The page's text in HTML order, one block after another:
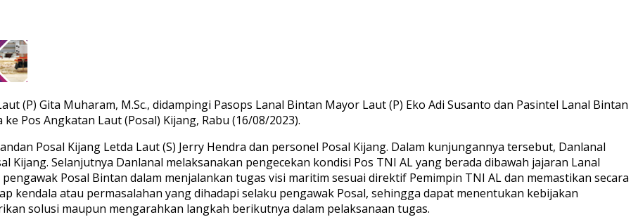
(P) Gita Muharam, M.Sc., didampingi Pasops Lanal Bintan Mayor Laut (P) Eko Adi Susanto dan Pasintel Lanal Bintan
Pos Angkatan Laut (Posal) Kijang, Rabu (16/08/2023).
Posal Kijang Letda Laut (S) Jerry Hendra dan personel Posal Kijang. Dalam kunjungannya tersebut, Danlanal
Kijang. Selanjutnya Danlanal melaksanakan pengecekan kondisi Pos TNI AL yang berada dibawah jajaran Lanal
Posal Bintan dalam menjalankan tugas visi maritim sesuai direktif Pemimpin TNI AL dan memastikan secara
kendala atau permasalahan yang dihadapi selaku pengawak Posal, sehingga dapat menentukan kebijakan
solusi maupun mengarahkan langkah berikutnya dalam pelaksanaan tugas.